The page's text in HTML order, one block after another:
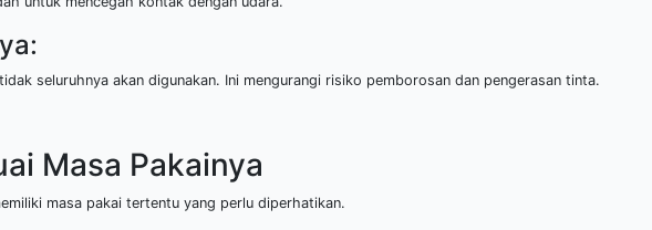
seluruhnya akan digunakan. Ini mengurangi risiko pemborosan dan pengerasan tinta.
Masa Pakainya
masa pakai tertentu yang perlu diperhatikan.